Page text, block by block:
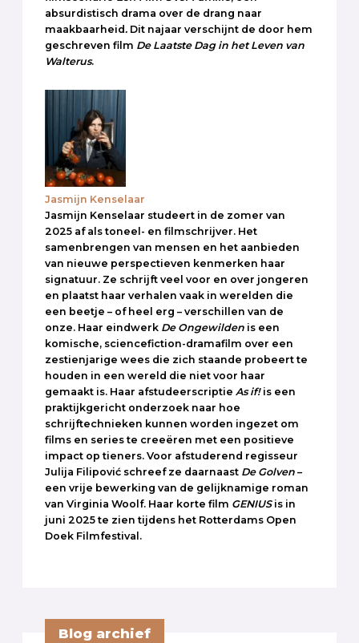
absurdistisch drama over de drang naar
maakbaarheid. Dit najaar verschijnt de door hem
geschreven film De Laatste Dag in het Leven van
Walterus.
Jasmijn Kenselaar
Jasmijn Kenselaar studeert in de zomer van
2025 af als toneel- en filmschrijver. Het
samenbrengen van mensen en het aanbieden
van nieuwe perspectieven kenmerken haar
signatuur. Ze schrijft veel voor en over jongeren
en plaatst haar verhalen vaak in werelden die
een beetje – of heel erg – verschillen van de
onze. Haar eindwerk De Ongewilden is een
komische, sciencefiction-dramafilm over een
zestienjarige wees die zich staande probeert te
houden in een wereld die niet voor haar
gemaakt is. Haar afstudeerscriptie As if! is een
praktijkgericht onderzoek naar hoe
schrijftechnieken kunnen worden ingezet om
films en series te creeëren met een positieve
impact op tieners. Voor afstuderend regisseur
Julija Filipović schreef ze daarnaast De Golven –
een vrije bewerking van de gelijknamige roman
van Virginia Woolf. Haar korte film GENIUSis in
juni 2025 te zien tijdens het Rotterdams Open
Doek Filmfestival.
Blog archief